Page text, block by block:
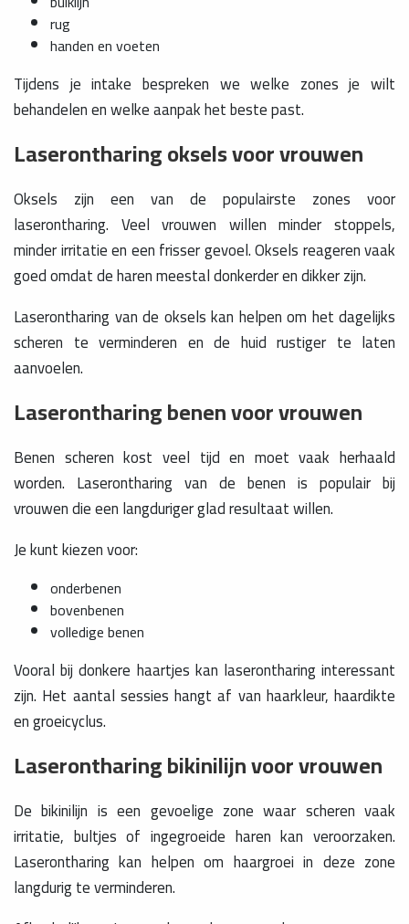
rug
handen en voeten
Tijdens je intake bespreken we welke zones je wilt
behandelen en welke aanpak het beste past.
Laserontharing oksels voor vrouwen
Oksels zijn een van de populairste zones voor
laserontharing. Veel vrouwen willen minder stoppels,
minder irritatie en een frisser gevoel. Oksels reageren vaak
goed omdat de haren meestal donkerder en dikker zijn.
Laserontharing van de oksels kan helpen om het dagelijks
scheren te verminderen en de huid rustiger te laten
aanvoelen.
Laserontharing benen voor vrouwen
Benen scheren kost veel tijd en moet vaak herhaald
worden. Laserontharing van de benen is populair bij
vrouwen die een langduriger glad resultaat willen.
Je kunt kiezen voor:
onderbenen
bovenbenen
volledige benen
Vooral bij donkere haartjes kan laserontharing interessant
zijn. Het aantal sessies hangt af van haarkleur, haardikte
en groeicyclus.
Laserontharing bikinilijn voor vrouwen
De bikinilijn is een gevoelige zone waar scheren vaak
irritatie, bultjes of ingegroeide haren kan veroorzaken.
Laserontharing kan helpen om haargroei in deze zone
langdurig te verminderen.